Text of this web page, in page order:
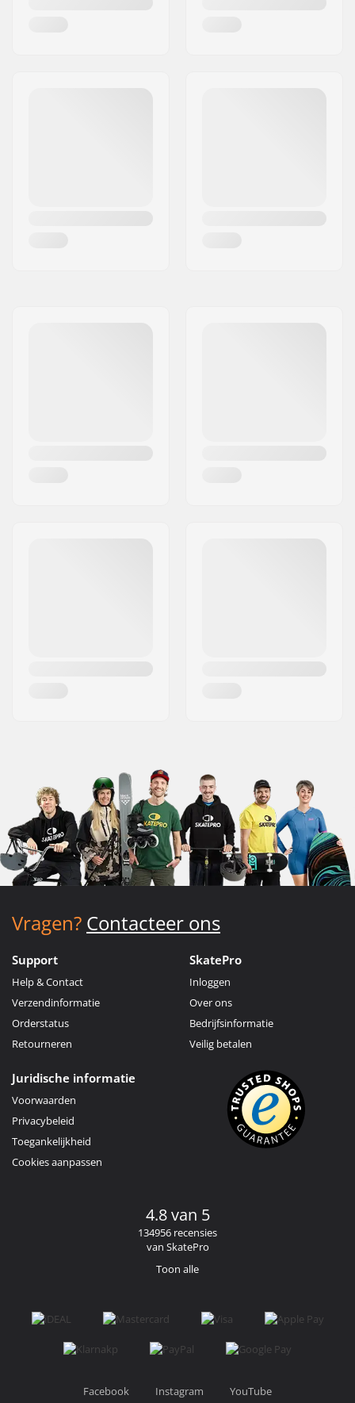
Vragen? Contacteer ons
Support
Help & Contact
Verzendinformatie
Orderstatus
Retourneren
SkatePro
Inloggen
Over ons
Bedrijfsinformatie
Veilig betalen
Juridische informatie
Voorwaarden
Privacybeleid
Toegankelijkheid
Cookies aanpassen
4.8 van 5
134956 recensies
van SkatePro
Toon alle
Facebook Instagram YouTube